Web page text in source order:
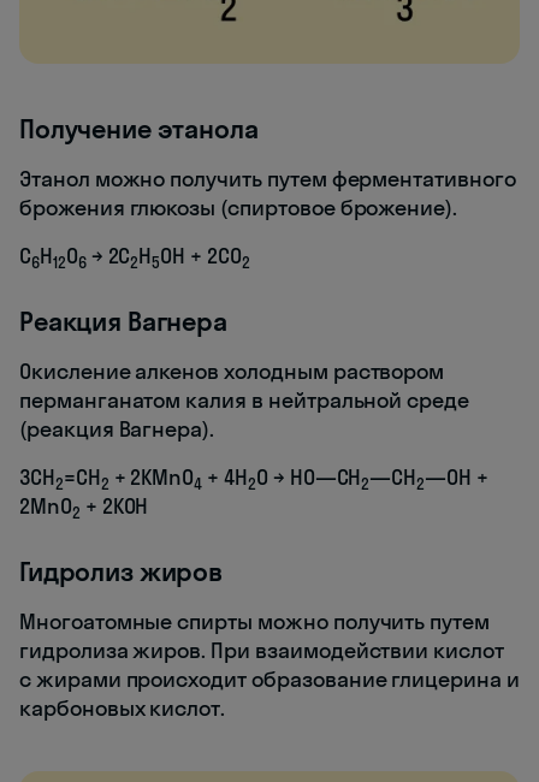
Получение этанола
Этанол можно получить путем ферментативного
брожения глюкозы (спиртовое брожение).
С6Н12О6→ 2C2H5OH + 2CO2
Реакция Вагнера
Окисление алкенов холодным раствором
перманганатом калия в нейтральной среде
(реакция Вагнера).
3CH2=CH2 + 2KMnO4 + 4H2O → HO—CH2—CH2—OH +
2MnO2 + 2KOH
Гидролиз жиров
Многоатомные спирты можно получить путем
гидролиза жиров. При взаимодействии кислот
с жирами происходит образование глицерина и
карбоновых кислот.